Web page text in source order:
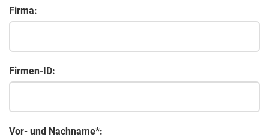
Firma:
Firmen-ID:
Vor- und Nachname*: